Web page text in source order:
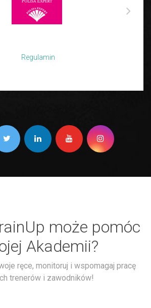
Regulamin
może pomóc
Akademii?
ręce, monitoruj i wspomagaj pracę
trenerów i zawodników!